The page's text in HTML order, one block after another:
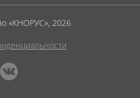
«КНОРУС», 2026